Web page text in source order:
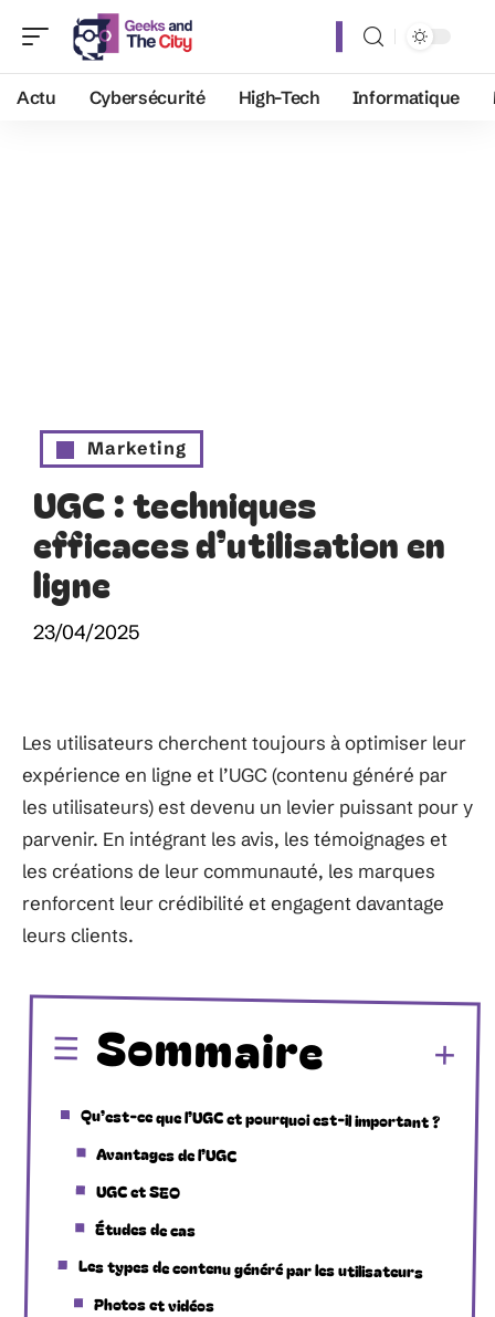
Actu Cybersécurité High-Tech Informatique
Marketing
UGC : techniques
efficaces d’utilisation en
ligne
23/04/2025
Les utilisateurs cherchent toujours à optimiser leur
expérience en ligne et l’UGC (contenu généré par
les utilisateurs) est devenu un levier puissant pour y
parvenir. En intégrant les avis, les témoignages et
les créations de leur communauté, les marques
renforcent leur crédibilité et engagent davantage
leurs clients.
Sommaire
Qu’est-ce que l’UGC et pourquoi est-il important ?
Avantages de l’UGC
UGC et SEO
Études de cas
Les types de contenu généré par les utilisateurs
Photos et vidéos